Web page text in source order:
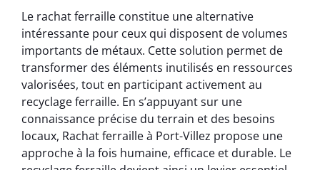
Le rachat ferraille constitue une alternative
intéressante pour ceux qui disposent de volumes
importants de métaux. Cette solution permet de
transformer des éléments inutilisés en ressources
valorisées, tout en participant activement au
recyclage ferraille. En s’appuyant sur une
connaissance précise du terrain et des besoins
locaux, Rachat ferraille à Port-Villez propose une
approche à la fois humaine, efficace et durable. Le